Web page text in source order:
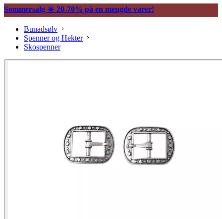
Sommersalg ☀️ 20-70% på en mengde varer!
Bunadsølv
Spenner og Hekter
Skospenner